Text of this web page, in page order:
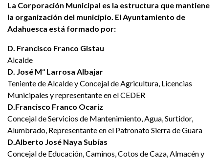
La Corporación Municipal es la estructura que mantiene
la organización del municipio. El Ayuntamiento de
Adahuesca está formado por:
D. Francisco Franco Gistau
Alcalde
D. José Mª Larrosa Albajar
Teniente de Alcalde y Concejal de Agricultura, Licencias
Municipales y representante en el CEDER
D.Francisco Franco Ocariz
Concejal de Servicios de Mantenimiento, Agua, Surtidor,
Alumbrado, Representante en el Patronato Sierra de Guara
D.Alberto José Naya Subías
Concejal de Educación, Caminos, Cotos de Caza, Almacén y